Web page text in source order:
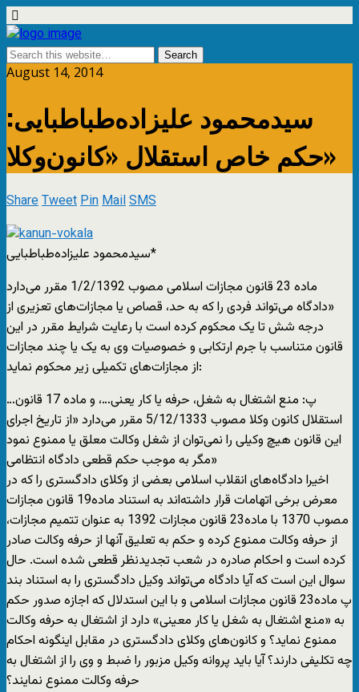
August 14, 2014
سیدمحمود علیزاده‌طباطبایی:
حکم خاص استقلال «کانون‌وکلا»
ShareTweetPinMailSMS
سیدمحمود علیزاده‌طباطبایی*
ماده 23 قانون مجازات اسلامی مصوب 1/2/1392 مقرر می‌دارد
«دادگاه می‌تواند فردی را که به حد، قصاص یا مجازات‌های تعزیری از
درجه شش تا یک محکوم کرده است با رعایت شرایط مقرر در این
قانون متناسب با جرم ارتکابی و خصوصیات وی به یک یا چند مجازات
از مجازات‌های تکمیلی زیر محکوم نماید:
…پ: منع اشتغال به شغل، حرفه یا کار یعنی…، و ماده 17 قانون
استقلال کانون وکلا مصوب 5/12/1333 مقرر می‌دارد «از تاریخ اجرای
این قانون هیچ وکیلی را نمی‌توان از شغل وکالت معلق یا ممنوع نمود
مگر به موجب حکم قطعی دادگاه انتظامی»
اخیرا دادگاه‌های انقلاب اسلامی بعضی از وکلای دادگستری را که در
معرض برخی اتهامات قرار داشته‌اند به استناد ماده19 قانون مجازات
مصوب 1370 با ماده23 قانون مجازات 1392 به عنوان تتمیم مجازات،
از حرفه وکالت ممنوع کرده و حکم به تعلیق آنها از حرفه وکالت صادر
کرده است و احکام صادره در شعب تجدیدنظر قطعی شده است. حال
سوال این است که آیا دادگاه می‌تواند وکیل دادگستری را به استناد بند
پ ماده23 قانون مجازات اسلامی و با این استدلال که اجازه صدور حکم
به «منع اشتغال به شغل یا کار معینی»‌ دارد از اشتغال به حرفه وکالت
ممنوع نماید؟ و کانون‌های وکلای دادگستری در مقابل اینگونه احکام
چه تکلیفی دارند؟ آیا باید پروانه وکیل مزبور را ضبط و وی را از اشتغال به
حرفه وکالت ممنوع نمایند؟